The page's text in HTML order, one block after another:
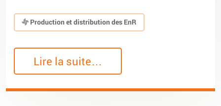
Production et distribution des EnR
Lire la suite…